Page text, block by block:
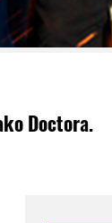
Doctora.